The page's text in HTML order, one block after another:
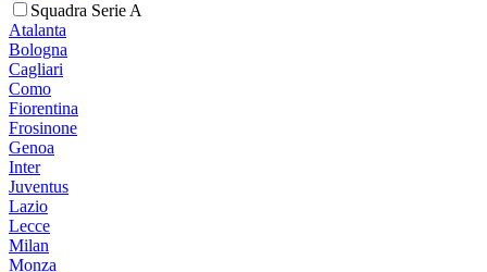
Squadra Serie A
Atalanta
Bologna
Cagliari
Como
Fiorentina
Frosinone
Genoa
Inter
Juventus
Lazio
Lecce
Milan
Monza